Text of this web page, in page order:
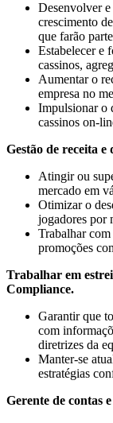
Desenvolver e
crescimento
que farão
Estabelecer e
cassinos,
Aumentar o
empresa no
Impulsionar o
cassinos on-
Gestão de receita e
Atingir ou
mercado em
Otimizar o
jogadores por
Trabalhar
promoções
Trabalhar em
Compliance.
Garantir que
com
diretrizes da
Manter-se
estratégias
Gerente de contas